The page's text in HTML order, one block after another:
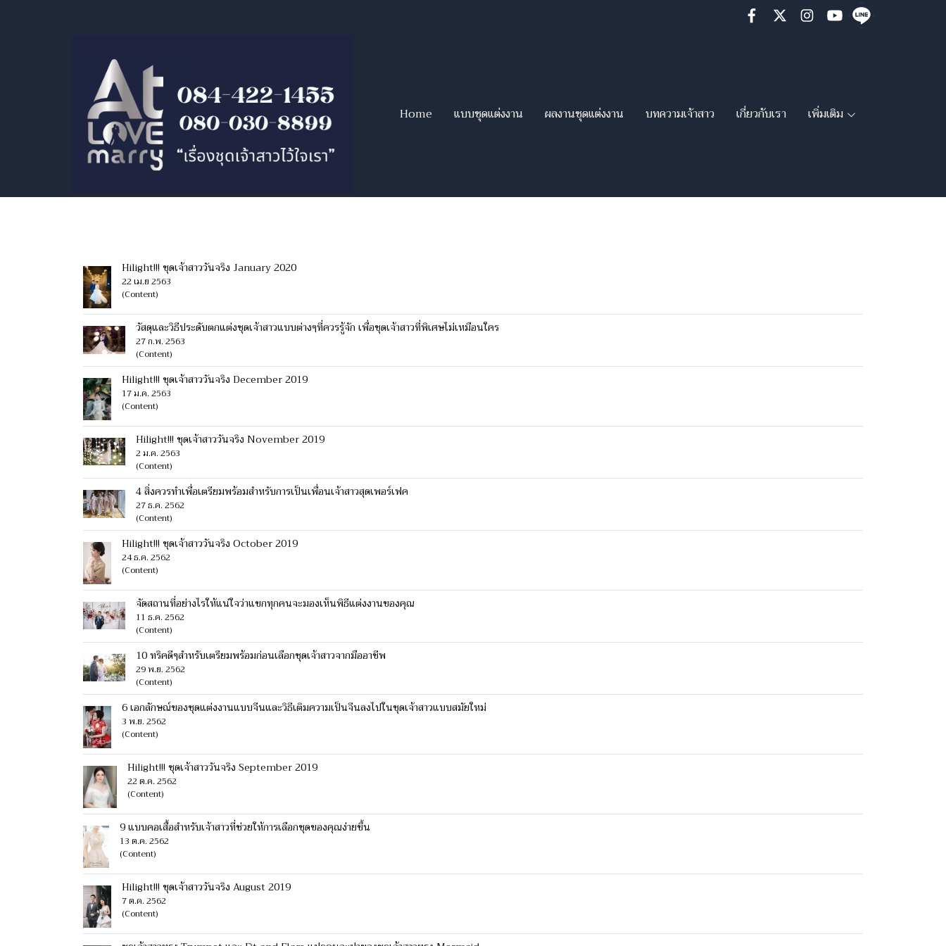
Home แบบชุดแต่งงาน ผลงานชุดแต่งงาน บทความเจ้าสาว เกี่ยวกับเรา เพิ่มเติม
Hilight!!! ชุดเจ้าสาววันจริง January 2020
22 เม.ย 2563
(Content)
วัสดุและวิธีประดับตกแต่งชุดเจ้าสาวแบบต่างๆที่ควรรู้จัก เพื่อชุดเจ้าสาวที่พิเศษไม่เหมือนใคร
27 ก.พ. 2563
(Content)
Hilight!!! ชุดเจ้าสาววันจริง December 2019
17 ม.ค. 2563
(Content)
Hilight!!! ชุดเจ้าสาววันจริง November 2019
2 ม.ค. 2563
(Content)
4 สิ่งควรทำเพื่อเตรียมพร้อมสำหรับการเป็นเพื่อนเจ้าสาวสุดเพอร์เฟค
27 ธ.ค. 2562
(Content)
Hilight!!! ชุดเจ้าสาววันจริง October 2019
24 ธ.ค. 2562
(Content)
จัดสถานที่อย่างไรให้แน่ใจว่าแขกทุกคนจะมองเห็นพิธีแต่งงานของคุณ
11 ธ.ค. 2562
(Content)
10 ทริคดีๆสำหรับเตรียมพร้อมก่อนเลือกชุดเจ้าสาวจากมืออาชีพ
29 พ.ย. 2562
(Content)
6 เอกลักษณ์ของชุดแต่งงานแบบจีนและวิธีเติมความเป็นจีนลงไปในชุดเจ้าสาวแบบสมัยใหม่
3 พ.ย. 2562
(Content)
Hilight!!! ชุดเจ้าสาววันจริง September 2019
22 ต.ค. 2562
(Content)
9 แบบคอเสื้อสำหรับเจ้าสาวที่ช่วยให้การเลือกชุดของคุณง่ายขึ้น
13 ต.ค. 2562
(Content)
Hilight!!! ชุดเจ้าสาววันจริง August 2019
7 ต.ค. 2562
(Content)